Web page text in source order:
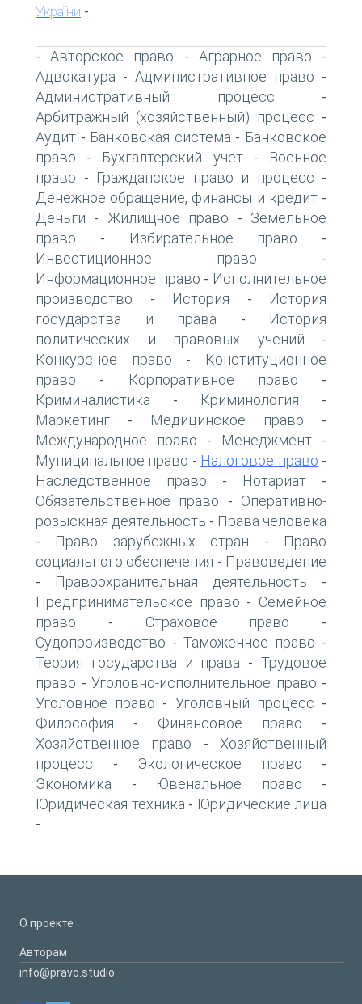
України -
-Авторское право - Аграрное право -
Адвокатура - Административное право -
Административный процесс -
Арбитражный (хозяйственный) процесс -
Аудит - Банковская система - Банковское
право - Бухгалтерский учет-
Военное
право - Гражданское право и процесс -
Денежное обращение, финансы и кредит-
Деньги - Жилищное право - Земельное
право - Избирательное право -
Инвестиционное право -
Информационное право - Исполнительное
производство - История -
История
государства и права -
История
политических и правовых учений -
Конкурсное право -
Конституционное
право - Корпоративное право -
Криминалистика - Криминология -
Маркетинг - Медицинское право -
Международное право - Менеджмент -
Муниципальное право - Налоговое право -
Наследственное право - Нотариат -
Обязательственное право - Оперативно-
розыскная деятельность - Права человека
- Право зарубежных стран -
Право
социального обеспечения - Правоведение
- Правоохранительная деятельность -
Предпринимательское право - Семейное
право - Страховое право -
Судопроизводство - Таможенное право -
Теория государства и права -Трудовое
право - Уголовно-исполнительное право -
Уголовное право - Уголовный процесс -
Философия - Финансовое право -
Хозяйственное право - Хозяйственный
процесс - Экологическое право -
Экономика - Ювенальное право -
Юридическая техника - Юридические лица
-
О проекте
Авторам
info@pravo.studio